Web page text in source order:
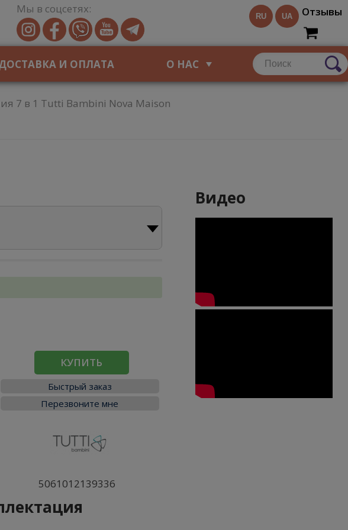
Мы в соцсетях:
RU UA Отзывы
И ОПЛАТА О НАС
7 в 1 Tutti Bambini Nova Maison
КУПИТЬ
Быстрый заказ
Перезвоните мне
5061012139336
Видео